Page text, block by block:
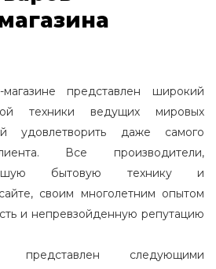
представлен широкий
техники ведущих мировых
удовлетворить даже самого
Все производители,
бытовую технику и
своим многолетним опытом
и непревзойденную репутацию
представлен следующими